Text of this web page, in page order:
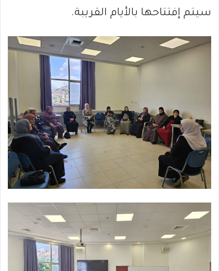
سيتم إفتتاحها بالأيام القريبة.